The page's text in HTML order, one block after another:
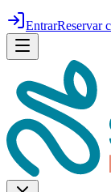
EntrarReservar